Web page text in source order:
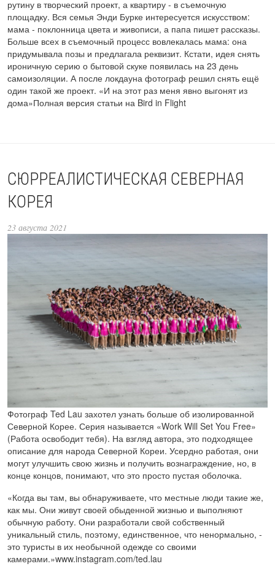
рутину в творческий проект, а квартиру - в съемочную
площадку. Вся семья Энди Бурке интересуется искусством:
мама - поклонница цвета и живописи, а папа пишет рассказы.
Больше всех в съемочный процесс вовлекалась мама: она
придумывала позы и предлагала реквизит. Кстати, идея снять
ироничную серию о бытовой скуке появилась на 23 день
самоизоляции. А после локдауна фотограф решил снять ещё
один такой же проект. «И на этот раз меня явно выгонят из
дома»Полная версия статьи на Bird in Flight
СЮРРЕАЛИСТИЧЕСКАЯ СЕВЕРНАЯ
КОРЕЯ
23 августа 2021
Фотограф Ted Lau захотел узнать больше об изолированной
Северной Корее. Серия называется «Work Will Set You Free»
(Работа освободит тебя). На взгляд автора, это подходящее
описание для народа Северной Кореи. Усердно работая, они
могут улучшить свою жизнь и получить вознаграждение, но, в
конце концов, понимают, что это просто пустая оболочка.
«Когда вы там, вы обнаруживаете, что местные люди такие же,
как мы. Они живут своей обыденной жизнью и выполняют
обычную работу. Они разработали свой собственный
уникальный стиль, поэтому, единственное, что ненормально, -
это туристы в их необычной одежде со своими
камерами.»www.instagram.com/ted.lau